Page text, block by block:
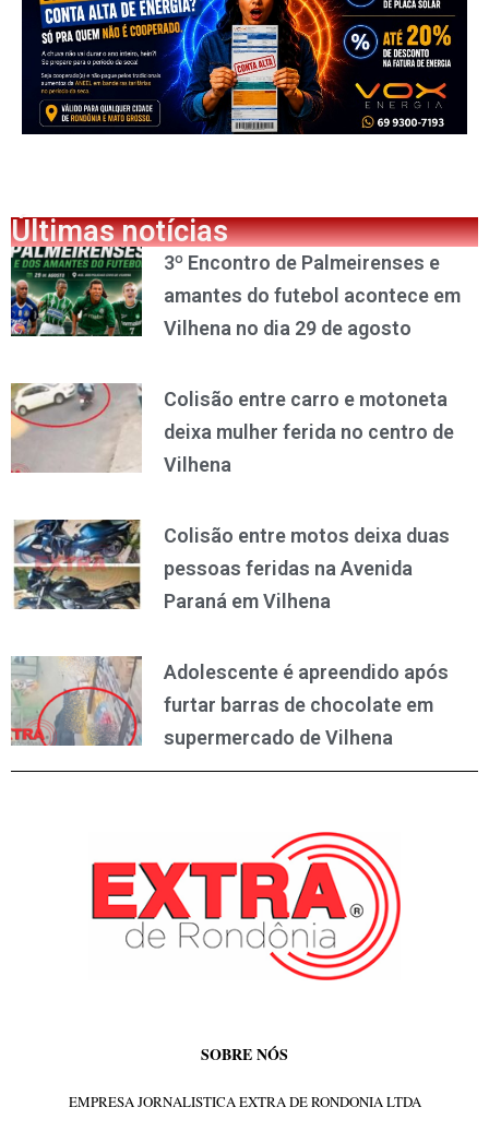
Últimas notícias
3º Encontro de Palmeirenses e
amantes do futebol acontece em
Vilhena no dia 29 de agosto
Colisão entre carro e motoneta
deixa mulher ferida no centro de
Vilhena
Colisão entre motos deixa duas
pessoas feridas na Avenida
Paraná em Vilhena
Adolescente é apreendido após
furtar barras de chocolate em
supermercado de Vilhena
SOBRE NÓS
EMPRESA JORNALISTICA EXTRA DE RONDONIA LTDA